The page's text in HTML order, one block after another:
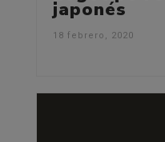
japonés
18 febrero, 2020